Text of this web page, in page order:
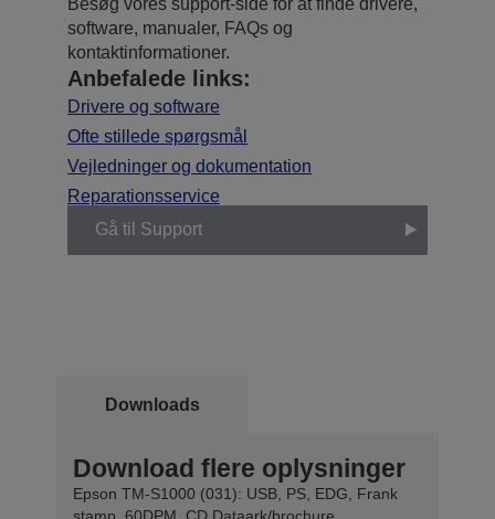
Besøg vores support-side for at finde drivere,
software, manualer, FAQs og
kontaktinformationer.
Anbefalede links:
Drivere og software
Ofte stillede spørgsmål
Vejledninger og dokumentation
Reparationsservice
Gå til Support
Downloads
Download flere oplysninger
Epson TM-S1000 (031): USB, PS, EDG, Frank
stamp, 60DPM, CD Dataark/brochure